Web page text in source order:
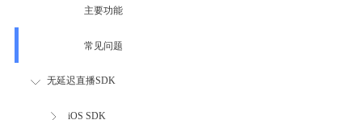
主要功能
常见问题
无延迟直播SDK
iOS SDK